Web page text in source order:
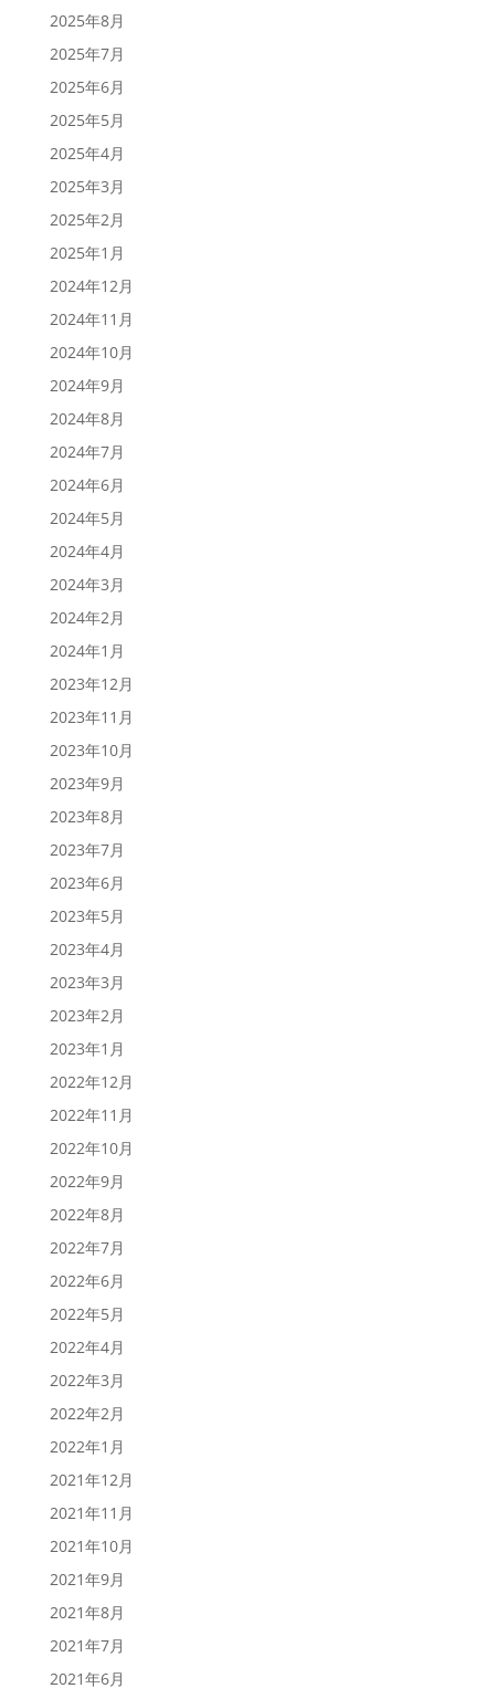
2025年8月
2025年7月
2025年6月
2025年5月
2025年4月
2025年3月
2025年2月
2025年1月
2024年12月
2024年11月
2024年10月
2024年9月
2024年8月
2024年7月
2024年6月
2024年5月
2024年4月
2024年3月
2024年2月
2024年1月
2023年12月
2023年11月
2023年10月
2023年9月
2023年8月
2023年7月
2023年6月
2023年5月
2023年4月
2023年3月
2023年2月
2023年1月
2022年12月
2022年11月
2022年10月
2022年9月
2022年8月
2022年7月
2022年6月
2022年5月
2022年4月
2022年3月
2022年2月
2022年1月
2021年12月
2021年11月
2021年10月
2021年9月
2021年8月
2021年7月
2021年6月